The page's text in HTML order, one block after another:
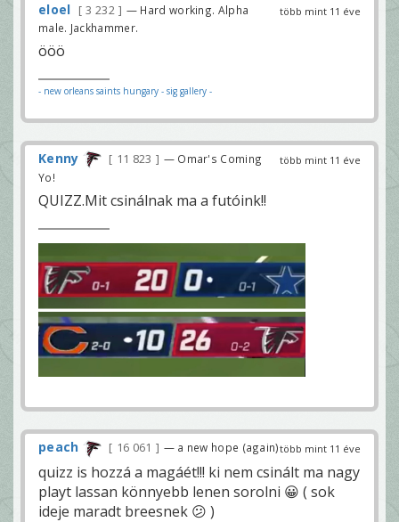
több mint 11 éve
eloel 3 232
— Hard working. Alpha
male. Jackhammer.
ööö
- new orleans saints hungary - sig gallery -
több mint 11 éve
Kenny 11 823
— Omar's Coming
Yo!
QUIZZ.Mit csinálnak ma a futóink!!
több mint 11 éve
peach 16 061 — a new hope (again)
quizz is hozzá a magáét!!! ki nem csinált ma nagy
playt lassan könnyebb lenen sorolni 😀 ( sok
ideje maradt breesnek 😕 )